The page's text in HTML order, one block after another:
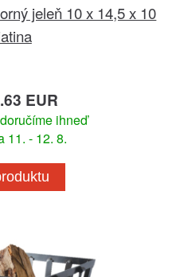
jeleň 10 x 14,5 x 10
EUR
ihneď
11. - 12. 8.